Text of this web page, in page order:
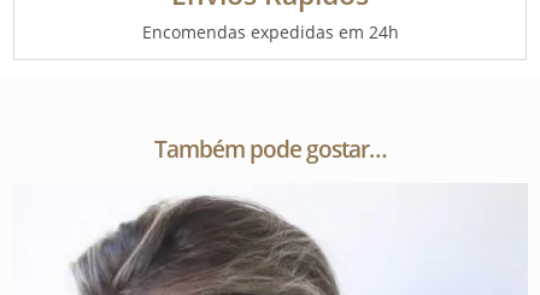
Encomendas expedidas em 24h
Também pode gostar…